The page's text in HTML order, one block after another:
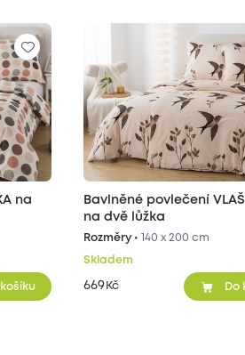
na
košíku
Bavlněné povlečení
na dvě lůžka
Rozměry • 140 x 200 cm
Skladem
669 Kč Do